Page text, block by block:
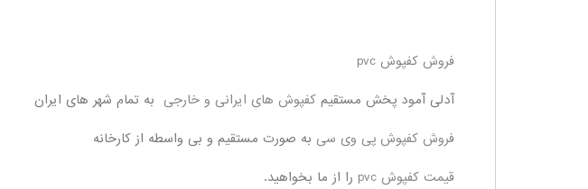
فروش کفپوش pvc
آدلی آمود پخش مستقیم کفپوش های ایرانی و خارجی به تمام شهر های ایران
فروش کفپوش پی وی سی به صورت مستقیم و بی واسطه از کارخانه
قیمت کفپوش pvc
را از ما بخواهید.